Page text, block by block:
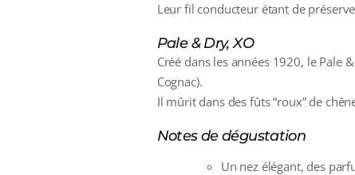
Leur fil conducteur étant de
Pale & Dry, XO
Créé dans les années 1920, le Pale
Cognac).
Il mûrit dans des fûts “roux” de
Notes de dégustation
Un nez élégant, des